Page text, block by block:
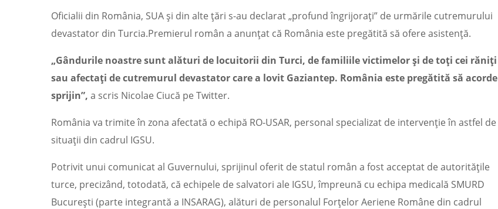
Oficialii din România, SUA şi din alte ţări s-au declarat „profund îngrijoraţi” de urmările cutremurului
devastator din Turcia.Premierul român a anunţat că România este pregătită să ofere asistenţă.
„Gândurile noastre sunt alături de locuitorii din Turci, de familiile victimelor şi de toţi cei răniţi
sau afectaţi de cutremurul devastator care a lovit Gaziantep. România este pregătită să acorde
sprijin”, a scris Nicolae Ciucă pe Twitter.
România va trimite în zona afectată o echipă RO-USAR, personal specializat de intervenție în astfel de
situații din cadrul IGSU.
Potrivit unui comunicat al Guvernului, sprijinul oferit de statul român a fost acceptat de autoritățile
turce, precizând, totodată, că echipele de salvatori ale IGSU, împreună cu echipa medicală SMURD
București (parte integrantă a INSARAG), alături de personalul Forțelor Aeriene Române din cadrul